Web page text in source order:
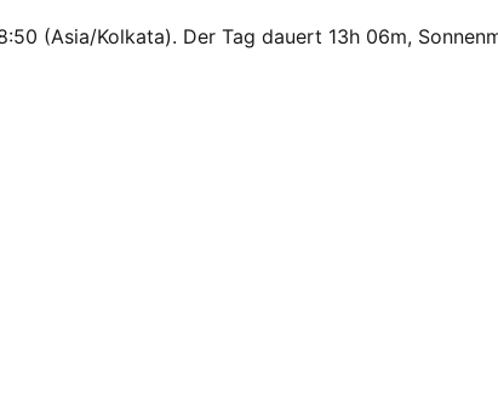
(Asia/Kolkata). Der Tag dauert 13h 06m,